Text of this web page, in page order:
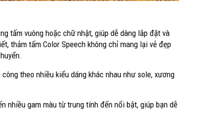
tấm vuông hoặc chữ nhật, giúp dễ dàng lắp đặt và
thảm tấm Color Speech không chỉ mang lại vẻ đẹp
theo nhiều kiểu dáng khác nhau như sole, xương
nhiều gam màu từ trung tính đến nổi bật, giúp bạn dễ